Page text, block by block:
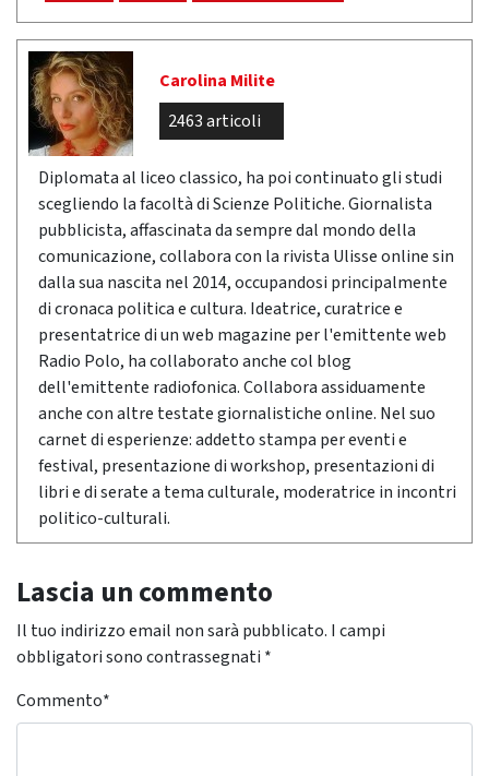
Carolina Milite
2463 articoli
Diplomata al liceo classico, ha poi continuato gli studi
scegliendo la facoltà di Scienze Politiche. Giornalista
pubblicista, affascinata da sempre dal mondo della
comunicazione, collabora con la rivista Ulisse online sin
dalla sua nascita nel 2014, occupandosi principalmente
di cronaca politica e cultura. Ideatrice, curatrice e
presentatrice di un web magazine per l'emittente web
Radio Polo, ha collaborato anche col blog
dell'emittente radiofonica. Collabora assiduamente
anche con altre testate giornalistiche online. Nel suo
carnet di esperienze: addetto stampa per eventi e
festival, presentazione di workshop, presentazioni di
libri e di serate a tema culturale, moderatrice in incontri
politico-culturali.
Lascia un commento
Il tuo indirizzo email non sarà pubblicato. I campi
obbligatori sono contrassegnati *
Commento*